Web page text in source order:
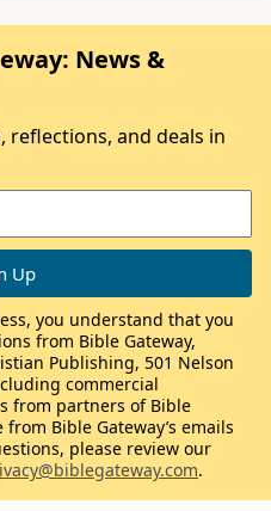
News &
reflections, and deals in
you understand that you
from Bible Gateway,
Publishing, 501 Nelson
commercial
from partners of Bible
Bible Gateway’s emails
please review our
.